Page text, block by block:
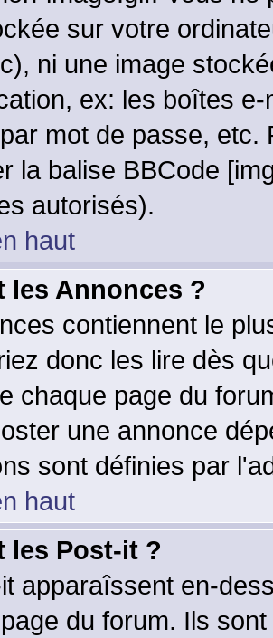
sur votre
ni une image
ex: les boîtes
mot de passe,
la balise BBCode
autorisés).
haut
les Annonces ?
contiennent le
donc les lire dès
chaque page du
une annonce
sont définies par
haut
les Post-it ?
apparaîssent en-
du forum. Ils